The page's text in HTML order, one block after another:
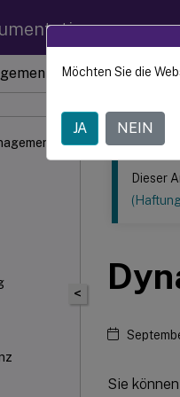
Dieser Inhalt
<
Dieser
Sie
Möchten Sie die
JA NEIN